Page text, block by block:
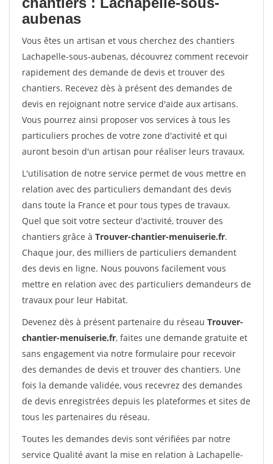
aubenas
Vous êtes un artisan et vous cherchez des chantiers
Lachapelle-sous-aubenas, découvrez comment recevoir
rapidement des demande de devis et trouver des
chantiers. Recevez dès à présent des demandes de
devis en rejoignant notre service d'aide aux artisans.
Vous pourrez ainsi proposer vos services à tous les
particuliers proches de votre zone d'activité et qui
auront besoin d'un artisan pour réaliser leurs travaux.
L'utilisation de notre service permet de vous mettre en
relation avec des particuliers demandant des devis
dans toute la France et pour tous types de travaux.
Quel que soit votre secteur d'activité, trouver des
chantiers grâce à Trouver-chantier-menuiserie.fr.
Chaque jour, des milliers de particuliers demandent
des devis en ligne. Nous pouvons facilement vous
mettre en relation avec des particuliers demandeurs de
travaux pour leur Habitat.
Devenez dès à présent partenaire du réseau Trouver-
chantier-menuiserie.fr, faites une demande gratuite et
sans engagement via notre formulaire pour recevoir
des demandes de devis et trouver des chantiers. Une
fois la demande validée, vous recevrez des demandes
de devis enregistrées depuis les plateformes et sites de
tous les partenaires du réseau.
Toutes les demandes devis sont vérifiées par notre
service Qualité avant la mise en relation à Lachapelle-